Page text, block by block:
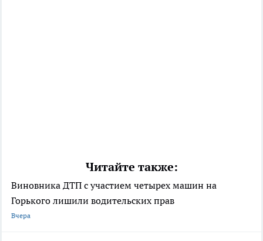
Читайте также:
Виновника ДТП с участием четырех машин на
Горького лишили водительских прав
Вчера